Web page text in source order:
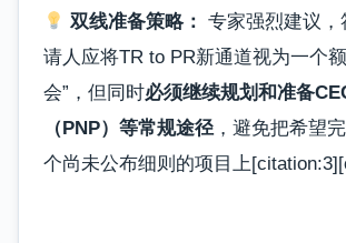
双线准备策略： 专家强烈建议，
请人应将TR to PR新通道视为一个
会”，但同时必须继续规划和准备
（PNP）等常规途径，避免把希望
个尚未公布细则的项目上